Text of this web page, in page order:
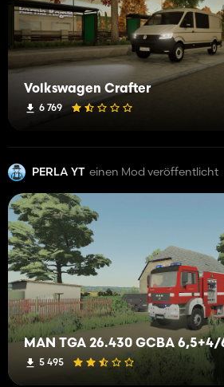
Volkswagen Crafter
6 769
PERLA YT einen Mod veröffentlicht
5 495